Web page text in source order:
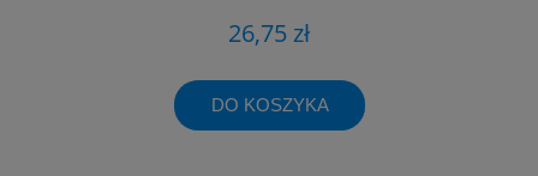
26,75 zł
DO KOSZYKA